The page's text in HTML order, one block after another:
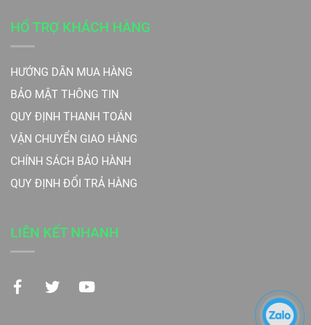
HỔ TRỢ KHÁCH HÀNG
HƯỚNG DẪN MUA HÀNG
BẢO MẬT THÔNG TIN
QUY ĐỊNH THANH TOÁN
VẬN CHUYỂN GIAO HÀNG
CHÍNH SÁCH BẢO HÀNH
QUY ĐỊNH ĐỔI TRẢ HÀNG
LIÊN KẾT NHANH